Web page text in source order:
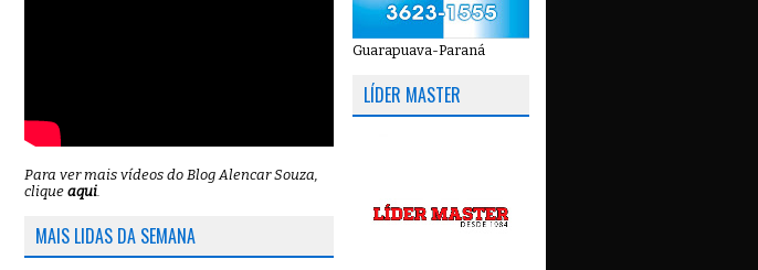
Para ver mais vídeos do Blog Alencar Souza,
clique aqui.
MAIS LIDAS DA SEMANA
Guarapuava-Paraná
LÍDER MASTER